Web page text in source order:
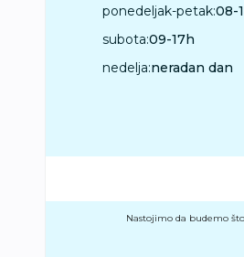
ponedeljak-petak:08-
subota:09-17h
nedelja:neradan dan
Nastojimo da budemo